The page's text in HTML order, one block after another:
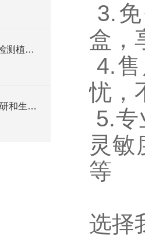
植物ELISA试剂盒是用于检测植物体内各种生物分子含量的实验工具
植物elisa试剂盒在植物科研和生产中有着重要的应用价值
3.
盒，
4.
忧，
5.专
灵敏
等
选择